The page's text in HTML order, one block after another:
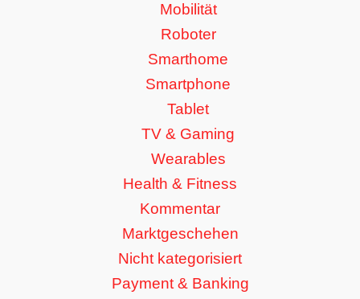
Mobilität
Roboter
Smarthome
Smartphone
Tablet
TV & Gaming
Wearables
Health & Fitness
Kommentar
Marktgeschehen
Nicht kategorisiert
Payment & Banking